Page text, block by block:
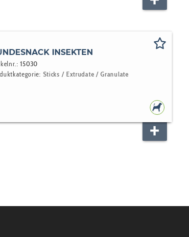
INSEKTEN
15030
Sticks / Extrudate / Granulate